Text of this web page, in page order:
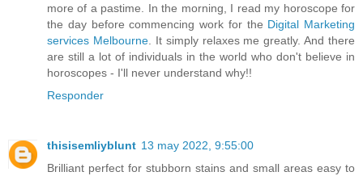
more of a pastime. In the morning, I read my horoscope for
the day before commencing work for the Digital Marketing
services Melbourne. It simply relaxes me greatly. And there
are still a lot of individuals in the world who don't believe in
horoscopes - I'll never understand why!!
Responder
thisisemliyblunt 13 may 2022, 9:55:00
Brilliant perfect for stubborn stains and small areas easy to